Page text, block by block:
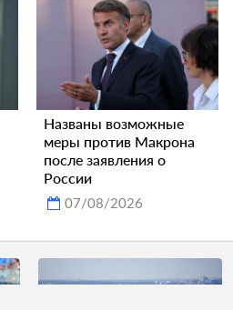
Названы возможные
меры против Макрона
после заявления о
России
07/08/2026